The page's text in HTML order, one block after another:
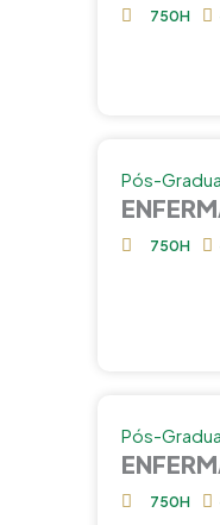
750H
Pós-
750H
Pós-
750H